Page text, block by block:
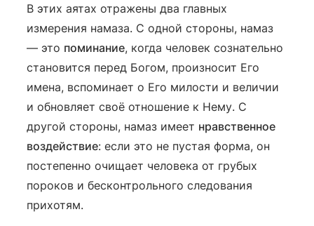
В этих аятах отражены два главных
измерения намаза. С одной стороны, намаз
— это поминание, когда человек сознательно
становится перед Богом, произносит Его
имена, вспоминает о Его милости и величии
и обновляет своё отношение к Нему. С
другой стороны, намаз имеет нравственное
воздействие: если это не пустая форма, он
постепенно очищает человека от грубых
пороков и бесконтрольного следования
прихотям.